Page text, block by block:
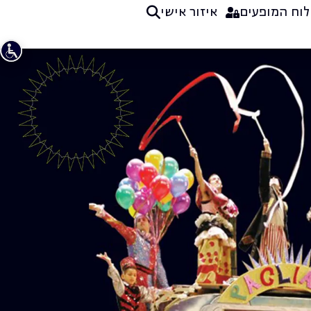
לוח המופעים איזור אישי